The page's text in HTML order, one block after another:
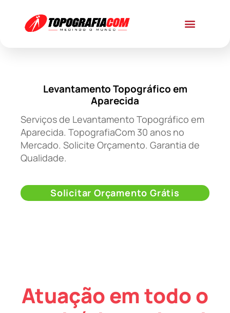
Levantamento Topográfico em
Aparecida
Serviços de Levantamento Topográfico em
Aparecida. TopografiaCom 30 anos no
Mercado. Solicite Orçamento. Garantia de
Qualidade.
Solicitar Orçamento Grátis
Atuação em todo o